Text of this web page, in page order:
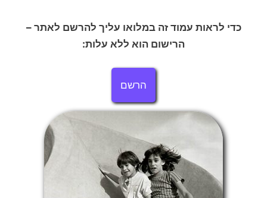
כדי לראות עמוד זה במלואו עליך להרשם לאתר –
הרישום הוא ללא עלות:
הרשם